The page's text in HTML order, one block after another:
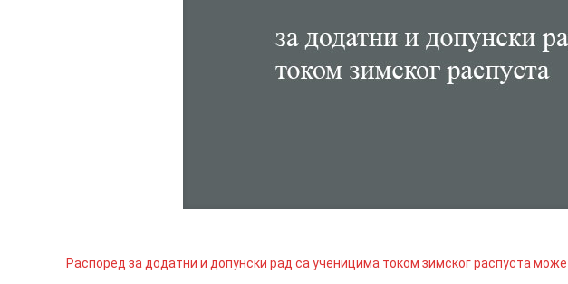
Распоред за додатни и допунски рад са ученицима током зимског распуста